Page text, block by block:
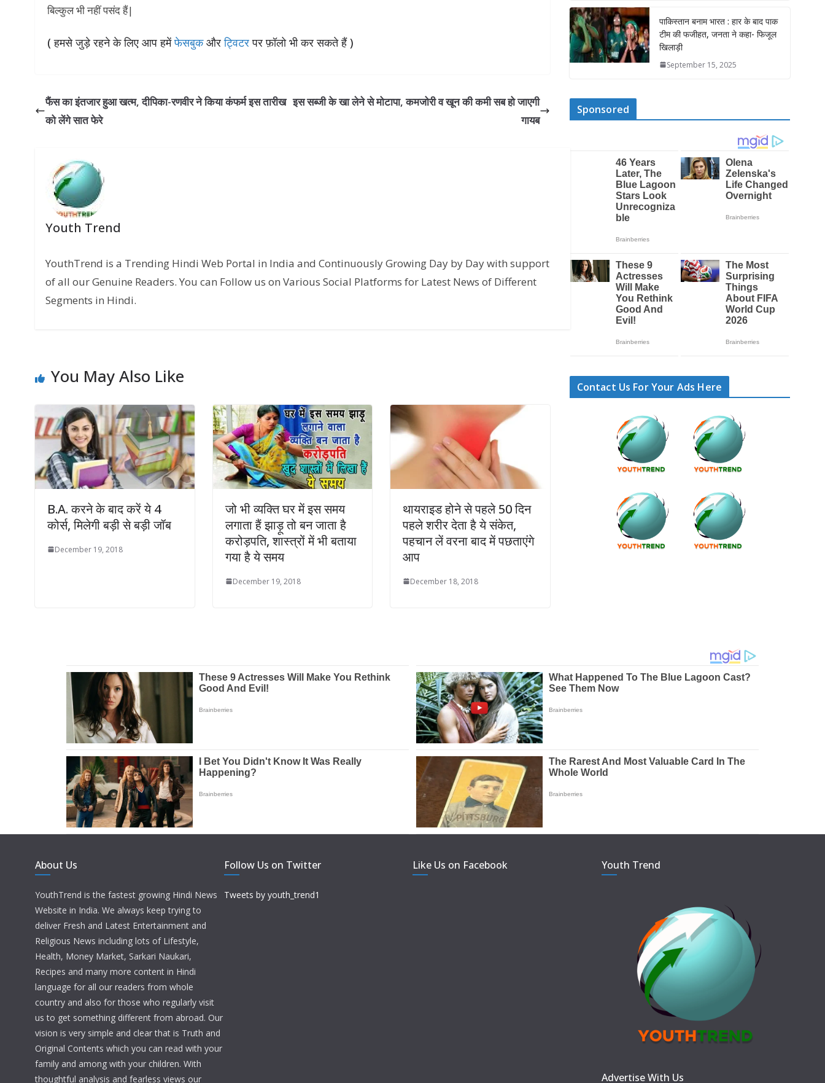
बिल्कुल भी नहीं पसंद हैं|
( हमसे जुड़े रहने के लिए आप हमेंफेसबुकऔरट्विटरपर फ़ॉलो भी कर सकते हैं )
फैंस का इंतजार हुआ खत्म, दीपिका-रणवीर ने किया कंफर्म इस तारीख
को लेंगे सात फेरे
इस सब्जी के खा लेने से मोटापा, कमजोरी व खून की कमी सब हो जाएगी
गायब
Youth Trend
YouthTrend is a Trending Hindi Web Portal in India and Continuously Growing Day by Day with support
of all our Genuine Readers. You can Follow us on Various Social Platforms for Latest News of Different
Segments in Hindi.
You May Also Like
B.A. करने के बाद करें ये 4
कोर्स, मिलेगी बड़ी से बड़ी जॉब
December 19, 2018
जो भी व्यक्ति घर में इस समय
लगाता हैं झाड़ू तो बन जाता है
करोड़पति, शास्त्रों में भी बताया
गया है ये समय
December 19, 2018
थायराइड होने से पहले 50 दिन
पहले शरीर देता है ये संकेत,
पहचान लें वरना बाद में पछताएंगे
आप
December 18, 2018
पाकिस्तान बनाम भारत : हार के बाद पाक
टीम की फजीहत, जनता ने कहा- फिजूल
खिलाड़ी
September 15, 2025
Sponsored
Contact Us For Your Ads Here
About Us
YouthTrend is the fastest growing Hindi News
Website in India. We always keep trying to
deliver Fresh and Latest Entertainment and
Religious News including lots of Lifestyle,
Health, Money Market, Sarkari Naukari,
Recipes and many more content in Hindi
language for all our readers from whole
country and also for those who regularly visit
us to get something different from abroad. Our
vision is very simple and clear that is Truth and
Original Contents which you can read with your
family and among with your children. With
thoughtful analysis and fearless views our
Follow Us on Twitter
Tweets by youth_trend1
Like Us on Facebook Youth Trend
Advertise With Us